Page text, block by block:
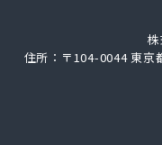
エネサンス九州 久留
エネサンス九州 福岡
カネマサ
住所：〒104-0044 東京